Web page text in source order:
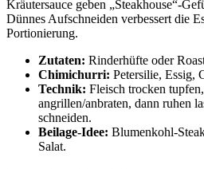
Kräutersauce geben „Steakhouse“-
Dünnes Aufschneiden verbessert die
Portionierung.
Zutaten: Rinderhüfte oder
Chimichurri: Petersilie, Essig,
Technik: Fleisch trocken
angrillen/anbraten, dann ruhen
schneiden.
Beilage-Idee: Blumenkohl-
Salat.